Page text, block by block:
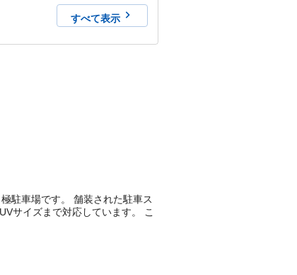
可が下りるまでは必ず通行禁止時間
すべて表示
駐車場です。 舗装された駐車ス
サイズまで対応しています。 こ